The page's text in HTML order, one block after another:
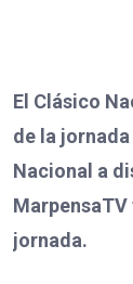
El Clásico
de la
Nacional a
jornada.